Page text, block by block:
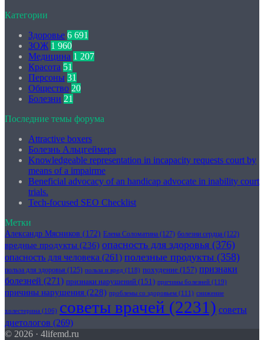
Категории
Здоровье 6 691
ЗОЖ 1 960
Медицина 1 207
Красота 51
Персоны 31
Общество 20
Болезни 21
Последние темы форума
Attractive boxers
Болезнь Альцгеймера
Knowledgeable representation in incapacity requests court by
means of a impairme
Beneficial advocacy of an handicap advocate in inability court
trials.
Tech-focused SEO Checklist
Метки
Александр Мясников (172) Елена Соломатина (127) болезни сердца (122)
вредные продукты (236) опасность для здоровья (376)
опасность для человека (261) полезные продукты (358)
польза для здоровья (125) польза и вред (118) похудение (157) признаки
болезней (271) признаки нарушений (151) причины болезней (119)
причины нарушения (228) проблемы со здоровьем (111) снижение
холестерина (106) советы врачей (2231) советы
диетологов (269)
© 2026 · 4lifemd.ru